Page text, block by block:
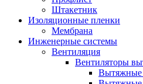
Штакетник
Изоляционные пленки
Мембрана
Инженерные системы
Вентиляция
Вентиляторы
Вытяжные